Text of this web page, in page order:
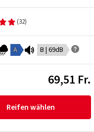
(32)
A B | 69dB
69,51 Fr.
Reifen wählen